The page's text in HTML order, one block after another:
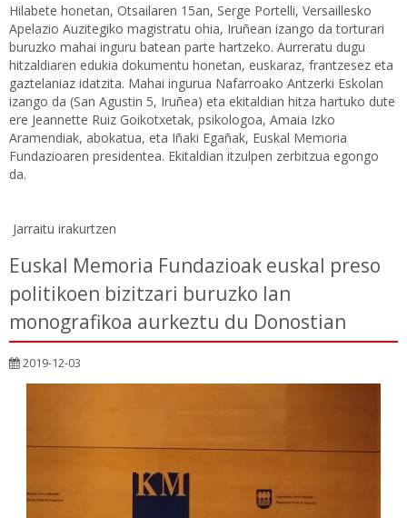
Hilabete honetan, Otsailaren 15an, Serge Portelli, Versaillesko
Apelazio Auzitegiko magistratu ohia, Iruñean izango da torturari
buruzko mahai inguru batean parte hartzeko. Aurreratu dugu
hitzaldiaren edukia dokumentu honetan, euskaraz, frantzesez eta
gaztelaniaz idatzita. Mahai ingurua Nafarroako Antzerki Eskolan
izango da (San Agustin 5, Iruñea) eta ekitaldian hitza hartuko dute
ere Jeannette Ruiz Goikotxetak, psikologoa, Amaia Izko
Aramendiak, abokatua, eta Iñaki Egañak, Euskal Memoria
Fundazioaren presidentea. Ekitaldian itzulpen zerbitzua egongo
da.
Jarraitu irakurtzen
Euskal Memoria Fundazioak euskal preso
politikoen bizitzari buruzko lan
monografikoa aurkeztu du Donostian
2019-12-03